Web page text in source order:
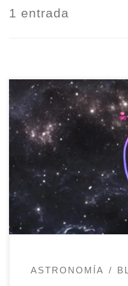
1 entrada
Quería compartir
reproducción que
Los Secretos del
muestran
física y
para entender la
estructura más
terreno de la Física
ASTRONOMÍA